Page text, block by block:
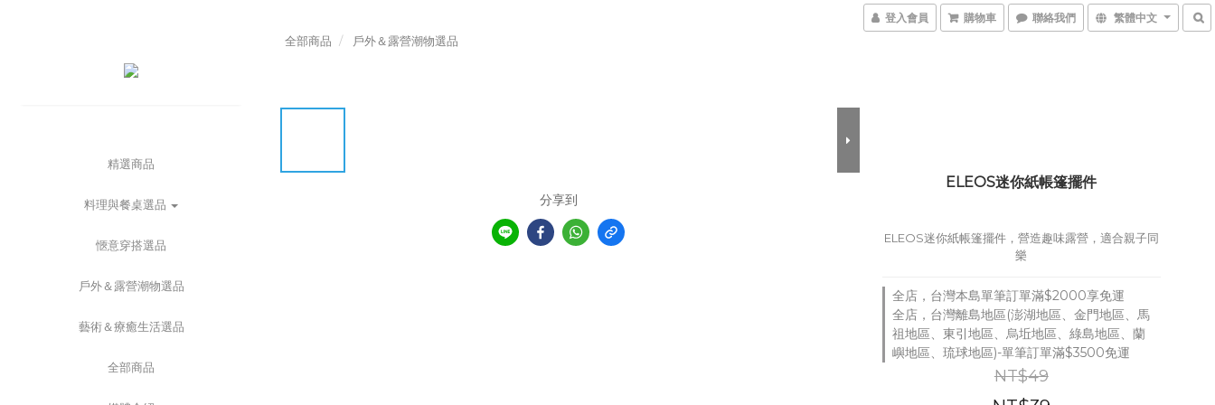
登入會員 購物車 聯絡我們 繁體中文
精選商品
料理與餐桌選品
愜意穿搭選品
戶外＆露營潮物選品
藝術＆療癒生活選品
全部商品
全部商品 戶外＆露營潮物選品
分享到
ELEOS迷你紙帳篷擺件
ELEOS迷你紙帳篷擺件，營造趣味露營，適合親子同
樂
全店，台灣本島單筆訂單滿$2000享免運
全店，台灣離島地區(澎湖地區、金門地區、馬
祖地區、東引地區、烏坵地區、綠島地區、蘭
嶼地區、琉球地區)-單筆訂單滿$3500免運
NT$49